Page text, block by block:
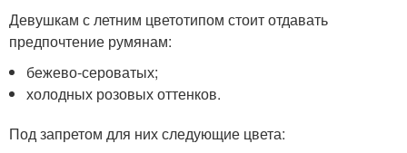
Девушкам с летним цветотипом стоит отдавать
предпочтение румянам:
бежево-сероватых;
холодных розовых оттенков.
Под запретом для них следующие цвета: